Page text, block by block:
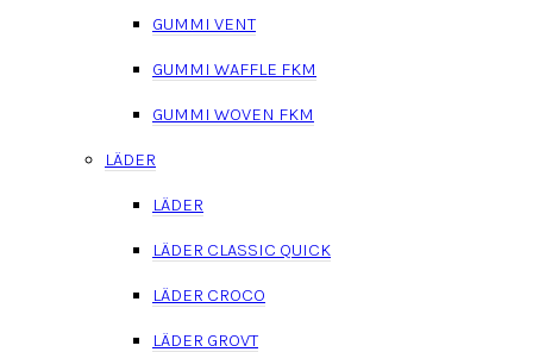
GUMMI VENT
GUMMI WAFFLE FKM
GUMMI WOVEN FKM
LÄDER
LÄDER
LÄDER CLASSIC QUICK
LÄDER CROCO
LÄDER GROVT